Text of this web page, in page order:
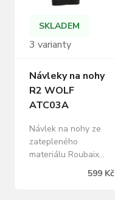
SKLADEM
3 varianty
Návleky na nohy
R2 WOLF
ATC03A
Návlek na nohy ze
zatepleného
materiálu Roubaix
protiskluzovými
599 Kč